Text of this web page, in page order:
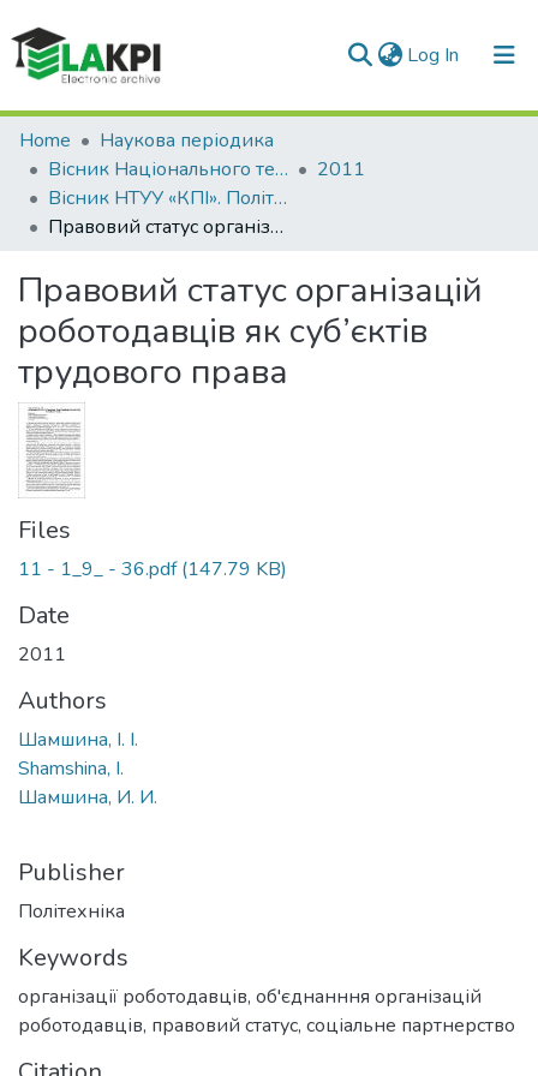
Log In (current)
Communities & Collections
All of DSpace
Statistics
Home
Наукова періодика
Вісник Національного технічного університету України «Київський політехнічний інститут». Політологія. Соціологія. Право
2011
Вісник НТУУ «КПІ». Політологія. Соціологія. Право: збірник наукових праць, № 1 (9)
Правовий статус організацій роботодавців як суб’єктів трудового права
Правовий статус організацій
роботодавців як суб’єктів
трудового права
Files
11 - 1_9_ - 36.pdf(147.79 KB)
Date
2011
Authors
Шамшина, І. І.
Shamshina, I.
Шамшина, И. И.
Publisher
Політехніка
Keywords
організації роботодавців, об'єднанння організацій
роботодавців, правовий статус, соціальне партнерство